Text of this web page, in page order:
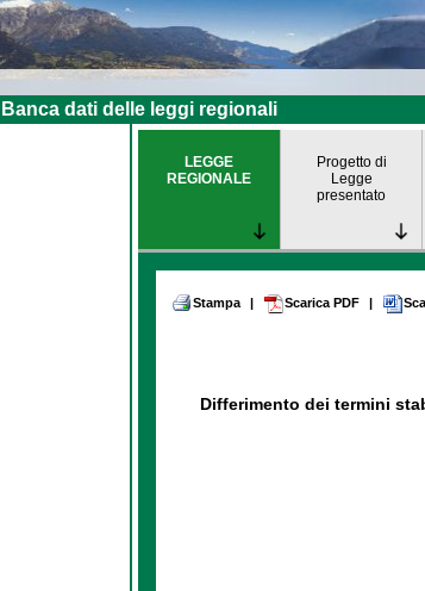
Banca dati delle leggi regionali
LEGGE
REGIONALE
Progetto di
Legge
presentato
Stampa | Scarica PDF |
Differimento dei termini